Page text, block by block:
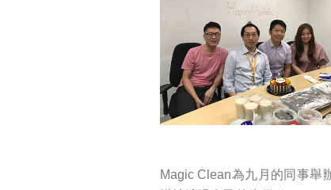
Magic Clean為九月的同事舉